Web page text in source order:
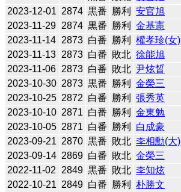
2023-12-01 2874 黒番 勝利 安官旭
2023-11-29 2874 黒番 勝利 金基憲
2023-11-14 2873 白番 勝利 權孝珍(女)
2023-11-13 2873 白番 敗北 徐能旭
2023-11-06 2873 白番 敗北 尹炫晳
2023-10-30 2873 黒番 勝利 金榮三
2023-10-25 2872 白番 勝利 張秀英
2023-10-10 2871 白番 勝利 金東勉
2023-10-05 2871 白番 勝利 白成豪
2023-09-21 2870 黒番 敗北 李相勳(大)
2023-09-14 2869 白番 敗北 金榮三
2022-11-02
2849 黒番 敗北 李知炫
2022-10-21 2849 白番 勝利 朴勝文